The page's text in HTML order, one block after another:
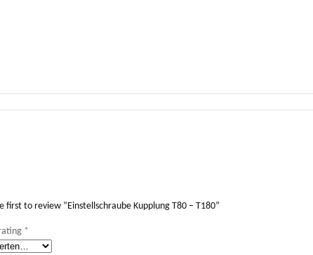
first to review “Einstellschraube Kupplung T80 – T180”
*